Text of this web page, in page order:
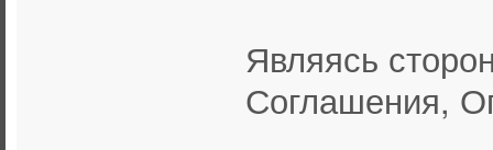
Являясь
Соглашения,